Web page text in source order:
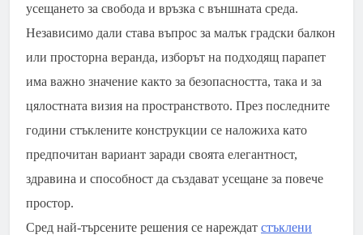
усещането за свобода и връзка с външната среда.
Независимо дали става въпрос за малък градски балкон
или просторна веранда, изборът на подходящ парапет
има важно значение както за безопасността, така и за
цялостната визия на пространството. През последните
години стъклените конструкции се наложиха като
предпочитан вариант заради своята елегантност,
здравина и способност да създават усещане за повече
простор.
Сред най-търсените решения се нареждат стъклени